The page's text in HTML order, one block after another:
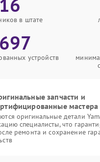
в штате
устройств
запчасти и
мастера
оригинальные детали
специалисты, что
ремонта и сохранение